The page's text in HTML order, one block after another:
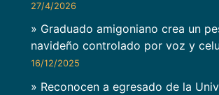
27/4/2026
» Graduado amigoniano crea un
navideño controlado por voz y
16/12/2025
» Reconocen a egresado de la